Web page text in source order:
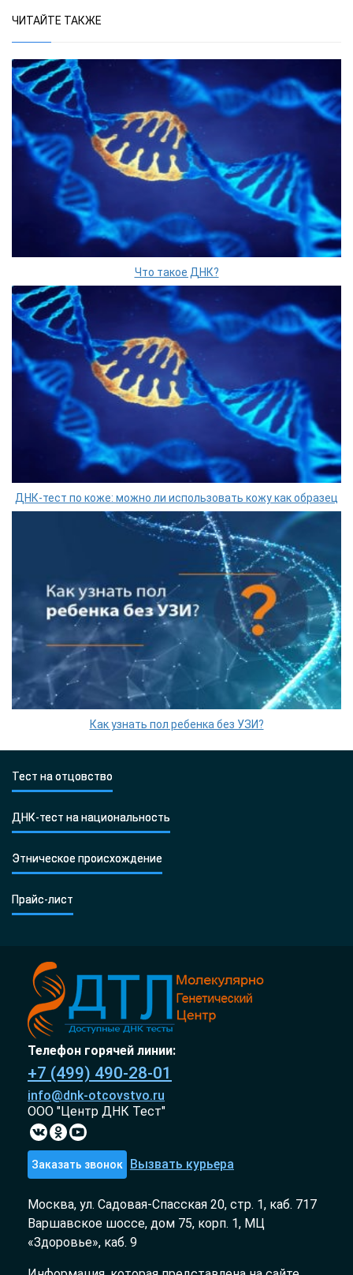
ЧИТАЙТЕ ТАКЖЕ
Что такое ДНК?
ДНК-тест по коже: можно ли использовать кожу как образец
Как узнать пол ребенка без УЗИ?
Тест на отцовство
ДНК-тест на национальность
Этническое происхождение
Прайс-лист
Телефон горячей линии:
+7 (499) 490-28-01
info@dnk-otcovstvo.ru
ООО "Центр ДНК Тест"
Заказать звонок Вызвать курьера
Москва, ул. Садовая-Спасская 20, стр. 1, каб. 717
Варшавское шоссе, дом 75, корп. 1, МЦ
«Здоровье», каб. 9